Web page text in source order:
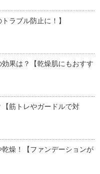
ラブル防止に！】
果は？【乾燥肌にもおすす
筋トレやガードルで対
燥！【ファンデーションが